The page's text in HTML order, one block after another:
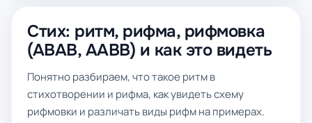
Стих: ритм, рифма, рифмовка
(ABAB, AABB) и как это видеть
Понятно разбираем, что такое ритм в
стихотворении и рифма, как увидеть схему
рифмовки и различать виды рифм на примерах.